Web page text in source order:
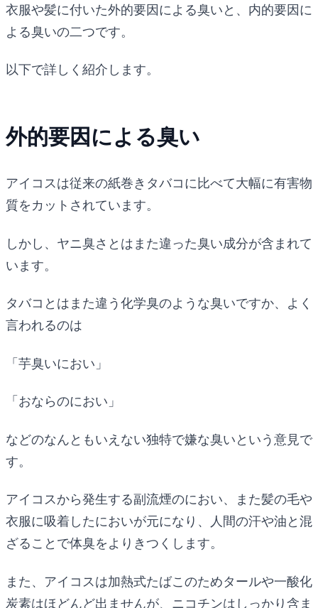
衣服や髪に付いた外的要因による臭いと、内的要因に
よる臭いの二つです。
以下で詳しく紹介します。
外的要因による臭い
アイコスは従来の紙巻きタバコに比べて大幅に有害物
質をカットされています。
しかし、ヤニ臭さとはまた違った臭い成分が含まれて
います。
タバコとはまた違う化学臭のような臭いですか、よく
言われるのは
「芋臭いにおい」
「おならのにおい」
などのなんともいえない独特で嫌な臭いという意見で
す。
アイコスから発生する副流煙のにおい、また髪の毛や
衣服に吸着したにおいが元になり、人間の汗や油と混
ざることで体臭をよりきつくします。
また、アイコスは加熱式たばこのためタールや一酸化
炭素はほどんど出ませんが、ニコチンはしっかり含ま